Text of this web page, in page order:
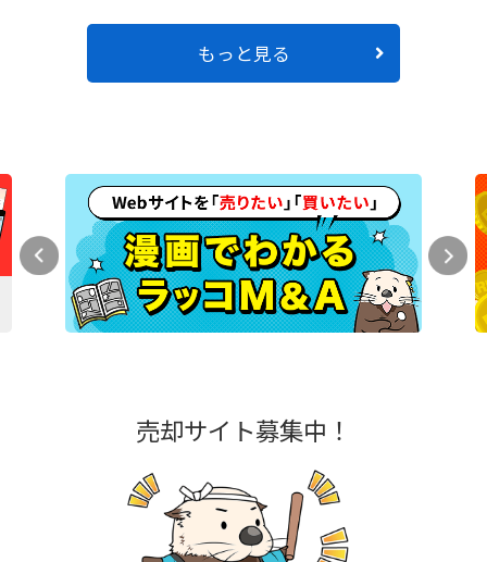
もっと見る
売却サイト募集中！